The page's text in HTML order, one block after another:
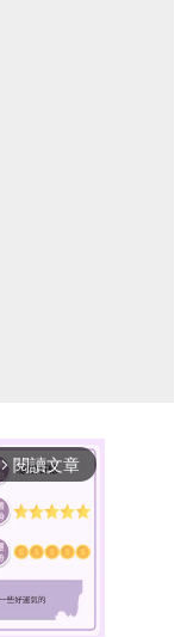
arrow_forward_ios 閱讀文章